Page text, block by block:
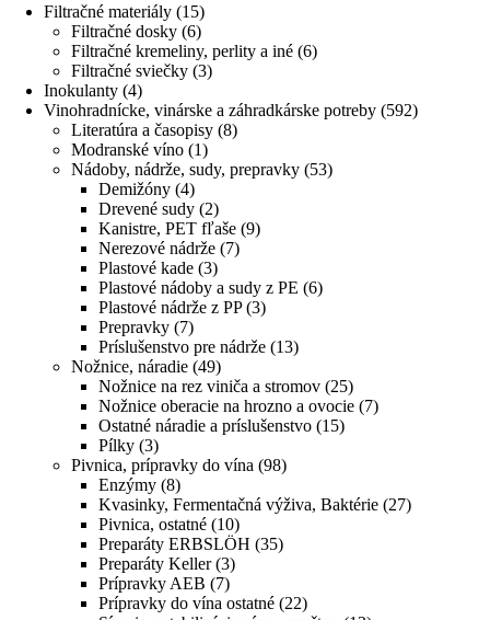
variantov.
Možnosti
si
môžete
na
stránke
produktu.
Filtračné materiály (15)
Filtračné dosky (6)
Filtračné kremeliny, perlity a iné (6)
Filtračné sviečky (3)
Inokulanty (4)
Vinohradnícke, vinárske a záhradkárske potreby (592)
Literatúra a časopisy (8)
Modranské víno (1)
Nádoby, nádrže, sudy, prepravky (53)
Demižóny (4)
Drevené sudy (2)
Kanistre, PET fľaše (9)
Nerezové nádrže (7)
Plastové kade (3)
Plastové nádoby a sudy z PE (6)
Plastové nádrže z PP (3)
Prepravky (7)
Príslušenstvo pre nádrže (13)
Nožnice, náradie (49)
Nožnice na rez viniča a stromov (25)
Nožnice oberacie na hrozno a ovocie (7)
Ostatné náradie a príslušenstvo (15)
Pílky (3)
Pivnica, prípravky do vína (98)
Enzýmy (8)
Kvasinky, Fermentačná výživa, Baktérie (27)
Pivnica, ostatné (10)
Preparáty ERBSLÖH (35)
Preparáty Keller (3)
Prípravky AEB (7)
Prípravky do vína ostatné (22)